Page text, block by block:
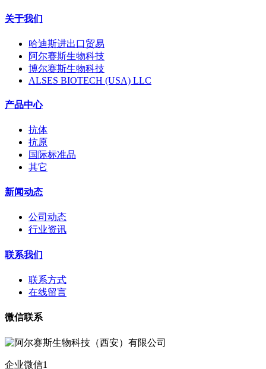
关于我们
哈迪斯进出口贸易
阿尔赛斯生物科技
博尔赛斯生物科技
ALSES BIOTECH (USA) LLC
产品中心
抗体
抗原
国际标准品
其它
新闻动态
公司动态
行业资讯
联系我们
联系方式
在线留言
微信联系
企业微信1